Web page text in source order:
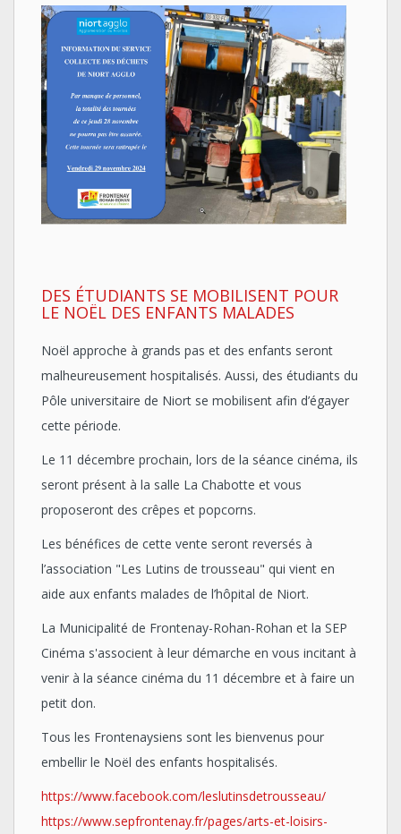
DES ÉTUDIANTS SE MOBILISENT POUR
LE NOËL DES ENFANTS MALADES
Noël approche à grands pas et des enfants seront
malheureusement hospitalisés. Aussi, des étudiants du
Pôle universitaire de Niort se mobilisent afin d’égayer
cette période.
Le 11 décembre prochain, lors de la séance cinéma, ils
seront présent à la salle La Chabotte et vous
proposeront des crêpes et popcorns.
Les bénéfices de cette vente seront reversés à
l’association "Les Lutins de trousseau" qui vient en
aide aux enfants malades de l’hôpital de Niort.
La Municipalité de Frontenay-Rohan-Rohan et la SEP
Cinéma s'associent à leur démarche en vous incitant à
venir à la séance cinéma du 11 décembre et à faire un
petit don.
Tous les Frontenaysiens sont les bienvenus pour
embellir le Noël des enfants hospitalisés.
https://www.facebook.com/leslutinsdetrousseau/
https://www.sepfrontenay.fr/pages/arts-et-loisirs-